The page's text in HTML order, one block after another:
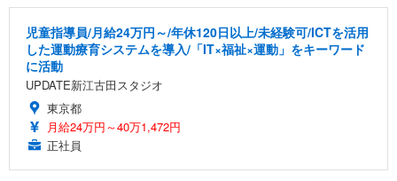
児童指導員/月給24万円～/年休120日以上/未経験可/ICTを活用
した運動療育システムを導入/「IT×福祉×運動」をキーワード
に活動
UPDATE新江古田スタジオ
東京都
月給24万円～40万1,472円
正社員